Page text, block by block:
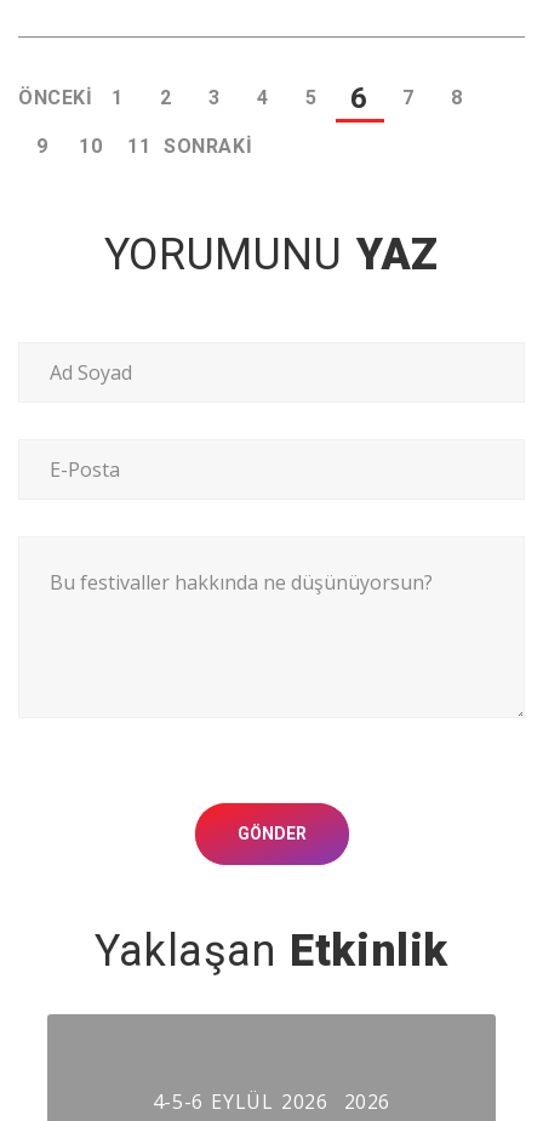
ÖNCEKI 1 2 3 4 5 6 7 8
9 10 11 SONRAKI
YORUMUNUYAZ
GÖNDER
Yaklaşan Etkinlik
4-5-6 EYLÜL 2026 2026